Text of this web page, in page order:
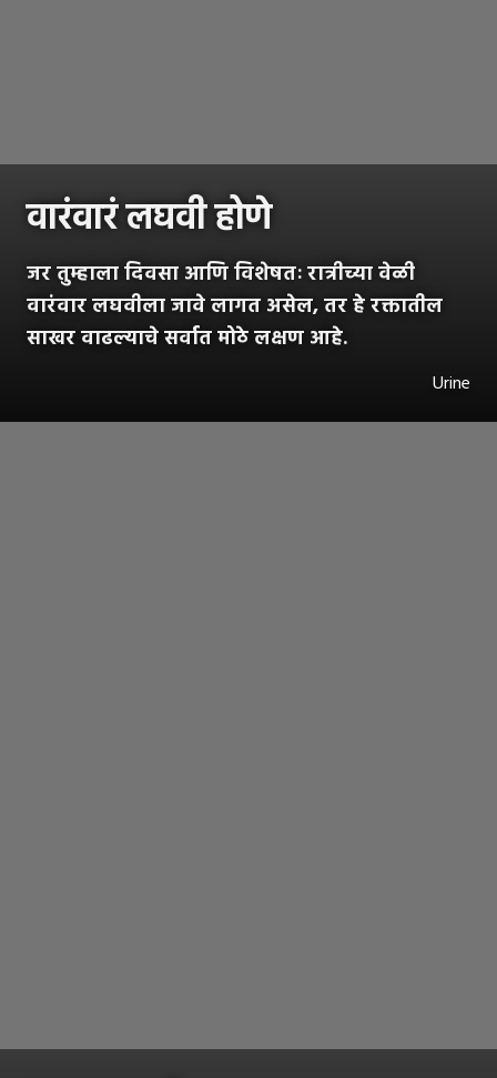
वारंवारं लघवी होणे
जर तुम्हाला दिवसा आणि विशेषतः रात्रीच्या वेळी
वारंवार लघवीला जावे लागत असेल, तर हे रक्तातील
साखर वाढल्याचे सर्वात मोठे लक्षण आहे.
Urine